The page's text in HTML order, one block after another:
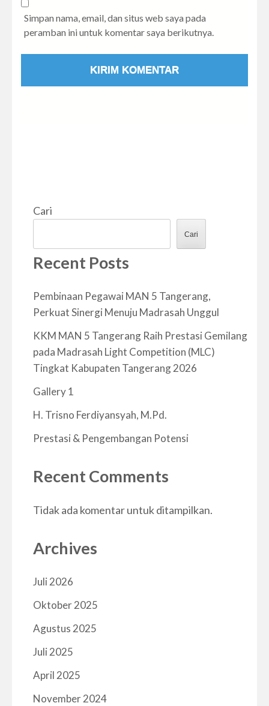
Simpan nama, email, dan situs web saya pada
peramban ini untuk komentar saya berikutnya.
Cari
Cari
Recent Posts
Pembinaan Pegawai MAN 5 Tangerang,
Perkuat Sinergi Menuju Madrasah Unggul
KKM MAN 5 Tangerang Raih Prestasi Gemilang
pada Madrasah Light Competition (MLC)
Tingkat Kabupaten Tangerang 2026
Gallery 1
H. Trisno Ferdiyansyah, M.Pd.
Prestasi & Pengembangan Potensi
Recent Comments
Tidak ada komentar untuk ditampilkan.
Archives
Juli 2026
Oktober 2025
Agustus 2025
Juli 2025
April 2025
November 2024